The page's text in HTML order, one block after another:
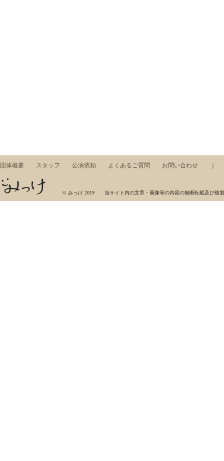
団体概要 スタッフ 公演依頼 よくあるご質問 お問い合わせ
みっけ，ワークショップ，東京藝術大学，芸術集団，展示，コンサート，アート，音楽，美術
© みっけ 2019 当サイト内の文章・画像等の内容の無断転載及び複